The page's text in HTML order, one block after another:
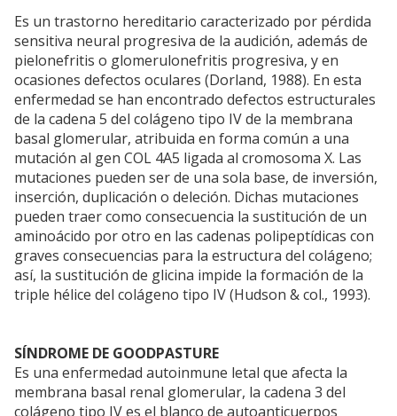
Es un trastorno hereditario caracterizado por pérdida
sensitiva neural progresiva de la audición, además de
pielonefritis o glomerulonefritis progresiva, y en
ocasiones defectos oculares (Dorland, 1988). En esta
enfermedad se han encontrado defectos estructurales
de la cadena 5 del colágeno tipo IV de la membrana
basal glomerular, atribuida en forma común a una
mutación al gen COL 4A5 ligada al cromosoma X. Las
mutaciones pueden ser de una sola base, de inversión,
inserción, duplicación o deleción. Dichas mutaciones
pueden traer como consecuencia la sustitución de un
aminoácido por otro en las cadenas polipeptídicas con
graves consecuencias para la estructura del colágeno;
así, la sustitución de glicina impide la formación de la
triple hélice del colágeno tipo IV (Hudson & col., 1993).
SÍNDROME DE GOODPASTURE
Es una enfermedad autoinmune letal que afecta la
membrana basal renal glomerular, la cadena 3 del
colágeno tipo IV es el blanco de autoanticuerpos